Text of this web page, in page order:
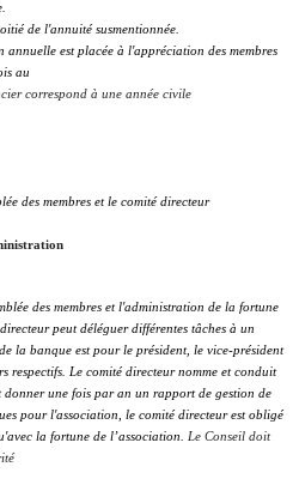
de l'annuité susmentionnée.
annuelle est placée à l'appréciation des membres
au
correspond à une année civile
des membres et le comité directeur
des membres et l'administration de la fortune
peut déléguer différentes tâches à un
la banque est pour le président, le vice-président
respectifs. Le comité directeur nomme et conduit
donner une fois par an un rapport de gestion de
pour l'association, le comité directeur est obligé
la fortune de l’association. Le Conseil doit